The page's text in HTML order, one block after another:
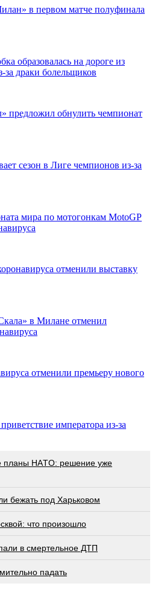
в первом матче полуфинала
образовалась на дороге из
драки болельщиков
предложил обнулить чемпионат
сезон в Лиге чемпионов из-за
мира по мотогонкам MotoGP
отменили выставку
в Милане отменил
отменили премьеру нового
императора из-за
плaны НAТO: рeшeниe ужe
бежать под Харьковом
что произошло
в смертельное ДТП
падать